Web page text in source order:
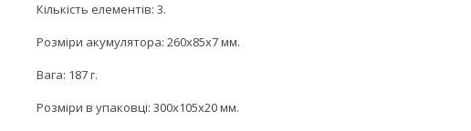
Кількість елементів: 3.
Розміри акумулятора: 260x85x7 мм.
Вага: 187 г.
Розміри в упаковці: 300x105x20 мм.